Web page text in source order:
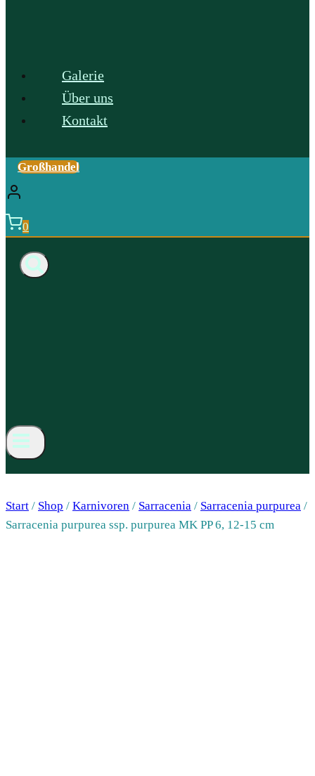
Galerie
Über uns
Kontakt
Großhandel
0
Start / Shop / Karnivoren / Sarracenia / Sarracenia purpurea /
Sarracenia purpurea ssp. purpurea MK PP 6, 12-15 cm